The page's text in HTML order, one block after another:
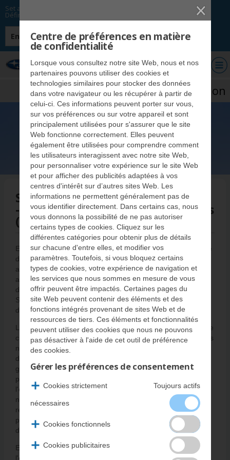
Set as my preferred option.
Définir comme option de préférence.
English
Concessionnaires Subaru
Subaru Corporation
Subaru Corporation
- Auparavant Fuji Heavy Industries
(FHI)
En 1953, Fuji Heavy Industries Ltd. (FHI) voyait le jour à titre
de société de construction, de marketing et de maintenance
aéronautique. Peu de temps après, FHI fusionne avec cinq
autres sociétés japonaises pour former un conglomérat
diversifié; aujourd'hui, la société a changé de nom pour
Subaru Corporation et concentre ses activités dans deux
domaines distincts -- l'automobile et l'aérospatiale.
La philosophie pour chacune de ces sphères d'activité est de
créer des produits et services novateurs, offrant les meilleurs
niveaux d'ingénierie et de qualité. Parallèlement, l'objectif
demeure toujours d'offrir aux clients de la valeur et de
gagner leur confiance. Un élément fondamental de cette
philosophie est la reconnaissance du lien intégral qui unit
l'environnement et l'ensemble de nos activités — à ce titre,
nous devons veiller à ce que nos activités soient
respectueuses de la planète, de la société et de toutes les
personnes. La marque automobile Subaru est un exemple
de cette philosophie en action.
Employant à l'heure actuelle quelque 13 000 personnes à
l'échelle du globe, Subaru Corporation a fièrement tissé des
Centre de préférences en matière
de confidentialité
Lorsque vous consultez notre site Web, nous et nos
partenaires pouvons utiliser des cookies et
technologies similaires pour stocker des données
dans votre navigateur ou les récupérer à partir de
celui-ci. Ces informations peuvent porter sur vous,
sur vos préférences ou sur votre appareil et sont
principalement utilisées pour s'assurer que le site
Web fonctionne correctement. Elles peuvent
également être utilisées pour comprendre comment
les utilisateurs interagissent avec notre site Web,
pour personnaliser votre expérience sur le site Web
et pour afficher des publicités adaptées à vos
centres d'intérêt sur d’autres sites Web. Les
informations ne permettent généralement pas de
vous identifier directement. Dans certains cas, nous
vous donnons la possibilité de ne pas autoriser
certains types de cookies. Cliquez sur les
différentes catégories pour obtenir plus de détails
sur chacune d'entre elles, et modifier vos
paramètres. Toutefois, si vous bloquez certains
types de cookies, votre expérience de navigation et
les services que nous sommes en mesure de vous
offrir peuvent être impactés. Certaines pages du
site Web peuvent contenir des éléments et des
fonctions intégrés provenant de sites Web et de
ressources de tiers. Ces éléments et fonctionnalités
peuvent utiliser des cookies que nous ne pouvons
pas désactiver à l'aide de cet outil de préférence
des cookies.
Gérer les préférences de consentement
Cookies strictement
nécessaires
Toujours actifs
Cookies fonctionnels
Cookies publicitaires